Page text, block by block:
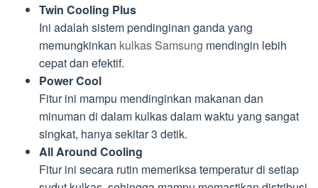
Twin Cooling Plus
Ini adalah sistem pendinginan ganda yang
memungkinkan kulkas Samsung mendingin lebih
cepat dan efektif.
Power Cool
Fitur ini mampu mendinginkan makanan dan
minuman di dalam kulkas dalam waktu yang sangat
singkat, hanya sekitar 3 detik.
All Around Cooling
Fitur ini secara rutin memeriksa temperatur di setiap